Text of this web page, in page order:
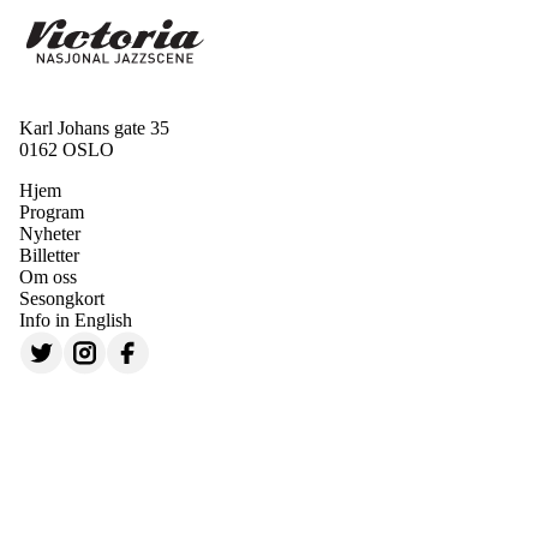
Karl Johans gate 35
0162 OSLO
Hjem
Program
Nyheter
Billetter
Om oss
Sesongkort
Info in English